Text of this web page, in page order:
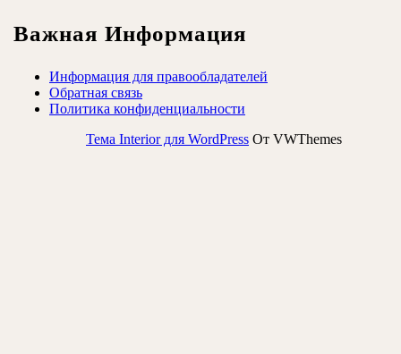
Важная Информация
Информация для правообладателей
Обратная связь
Политика конфиденциальности
Тема Interior для WordPress От VWThemes